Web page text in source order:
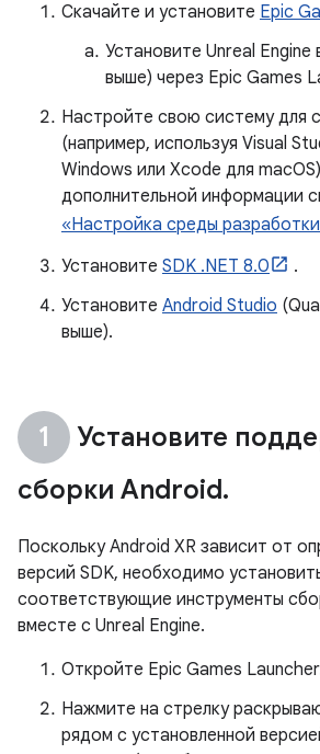
Скачайте и установите Epic
Установите Unreal Engine
выше) через Epic Games
Настройте свою систему для
(например, используя Visual
Windows или Xcode для
дополнительной информации
«Настройка среды
Установите SDK .NET 8.0
.
Установите Android Studio
выше).
Установите
сборки Android.
Поскольку Android XR зависит от
версий SDK, необходимо
соответствующие инструменты
вместе с Unreal Engine.
Откройте Epic Games
Нажмите на стрелку
рядом с установленной